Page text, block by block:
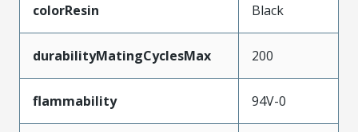
colorResin Black
durabilityMatingCyclesMax 200
flammability 94V-0